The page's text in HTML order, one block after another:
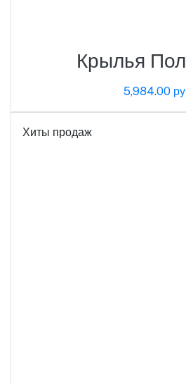
Крылья
5,984.00
Хиты продаж